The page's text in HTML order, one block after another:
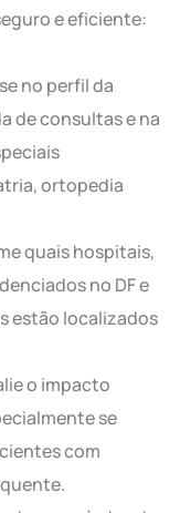
e eficiente:
no perfil da
de consultas e na
ortopedia
quais hospitais,
no DF e
estão localizados
o impacto
se
com